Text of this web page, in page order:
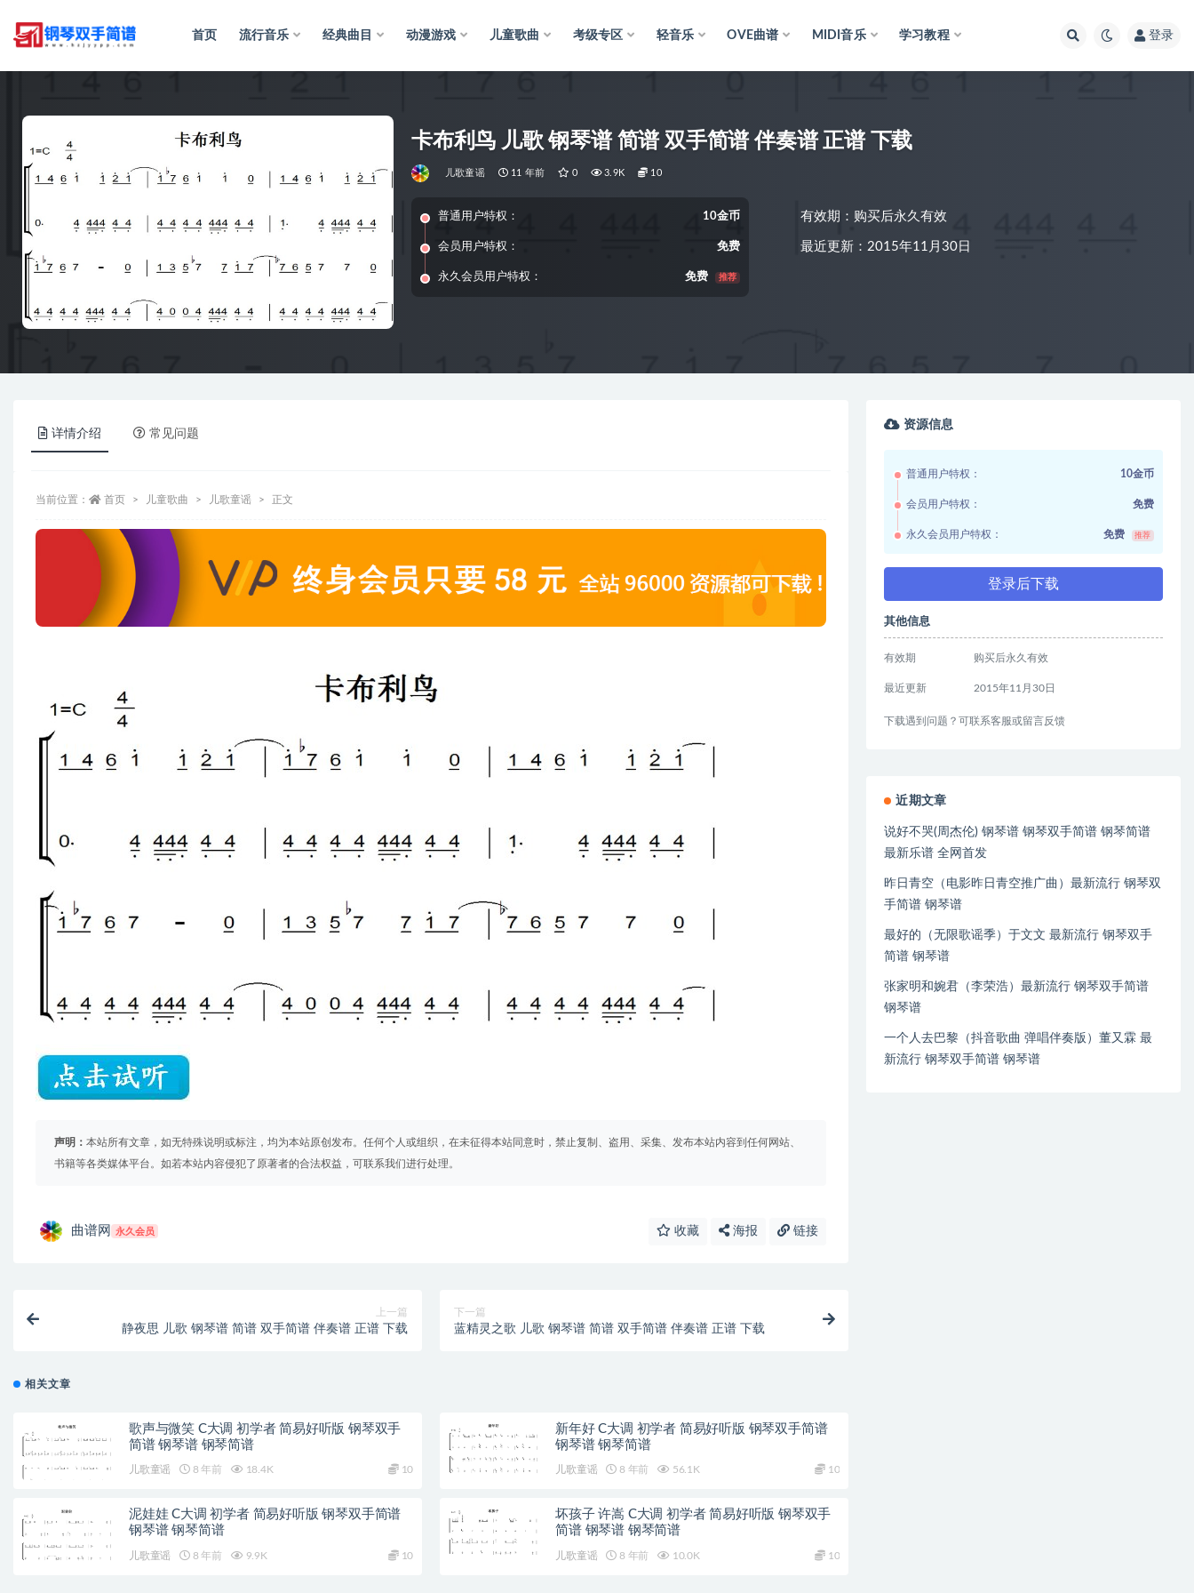
首页 流行音乐 经典曲目 动漫游戏 儿童歌曲 考级专区 轻音乐 OVE曲谱 MIDI音乐 学习教程 登录
卡布利鸟 儿歌 钢琴谱 简谱 双手简谱 伴奏谱 正谱 下载
儿歌童谣 11 年前 0 3.9K 10
普通用户特权： 10金币
会员用户特权： 免费
永久会员用户特权： 免费 推荐
有效期：购买后永久有效
最近更新：2015年11月30日
详情介绍 常见问题
当前位置： 首页 儿童歌曲 儿歌童谣 正文
声明： 本站所有文章，如无特殊说明或标注，均为本站原创发布。任何个人或组织，在未征得本站同意时，禁止复制、盗用、采集、发布本站内容到任何网站、
书籍等各类媒体平台。如若本站内容侵犯了原著者的合法权益，可联系我们进行处理。
曲谱网 永久会员 收藏 海报 链接
上一篇
静夜思 儿歌 钢琴谱 简谱 双手简谱 伴奏谱 正谱 下载
下一篇
蓝精灵之歌 儿歌 钢琴谱 简谱 双手简谱 伴奏谱 正谱 下载
相关文章
歌声与微笑 C大调 初学者 简易好听版 钢琴双手
简谱 钢琴谱 钢琴简谱
儿歌童谣 8 年前 18.4K 10
新年好 C大调 初学者 简易好听版 钢琴双手简谱
钢琴谱 钢琴简谱
儿歌童谣 8 年前 56.1K 10
泥娃娃 C大调 初学者 简易好听版 钢琴双手简谱
钢琴谱 钢琴简谱
儿歌童谣 8 年前 9.9K 10
坏孩子 许嵩 C大调 初学者 简易好听版 钢琴双手
简谱 钢琴谱 钢琴简谱
儿歌童谣 8 年前 10.0K 10
资源信息
普通用户特权： 10金币
会员用户特权： 免费
永久会员用户特权： 免费 推荐
登录后下载
其他信息
有效期 购买后永久有效
最近更新 2015年11月30日
下载遇到问题？可联系客服或留言反馈
近期文章
说好不哭(周杰伦) 钢琴谱 钢琴双手简谱 钢琴简谱
最新乐谱 全网首发
昨日青空（电影昨日青空推广曲）最新流行 钢琴双
手简谱 钢琴谱
最好的（无限歌谣季）于文文 最新流行 钢琴双手
简谱 钢琴谱
张家明和婉君（李荣浩）最新流行 钢琴双手简谱
钢琴谱
一个人去巴黎（抖音歌曲 弹唱伴奏版）董又霖 最
新流行 钢琴双手简谱 钢琴谱